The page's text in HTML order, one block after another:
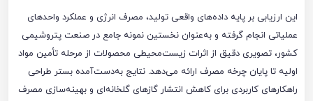
این ارزیابی بر پایه داده‌های واقعی تولید، مصرف انرژی و عملکرد واحدهای
عملیاتی انجام گرفته و به‌عنوان نخستین نمونه جامع در صنعت پتروشیمی
کشور، تصویری دقیق از اثرات زیست‌محیطی محصولات از مرحله تأمین مواد
اولیه تا پایان چرخه مصرف ارائه می‌دهد. نتایج به‌دست‌آمده بستر طراحی
راهکارهای کاربردی برای کاهش انتشار گازهای گلخانه‌ای و بهینه‌سازی مصرف